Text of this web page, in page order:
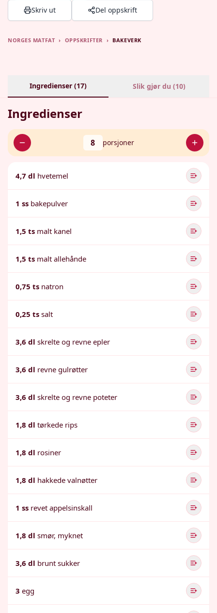
Skriv ut Del oppskrift
NORGES MATFAT › OPPSKRIFTER › BAKEVERK
Ingredienser (17) Slik gjør du (10)
Ingredienser
8 porsjoner
4,7 dl hvetemel
1 ss bakepulver
1,5 ts malt kanel
1,5 ts malt allehånde
0,75 ts natron
0,25 ts salt
3,6 dl skrelte og revne epler
3,6 dl revne gulrøtter
3,6 dl skrelte og revne poteter
1,8 dl tørkede rips
1,8 dl rosiner
1,8 dl hakkede valnøtter
1 ss revet appelsinskall
1,8 dl smør, myknet
3,6 dl brunt sukker
3 egg